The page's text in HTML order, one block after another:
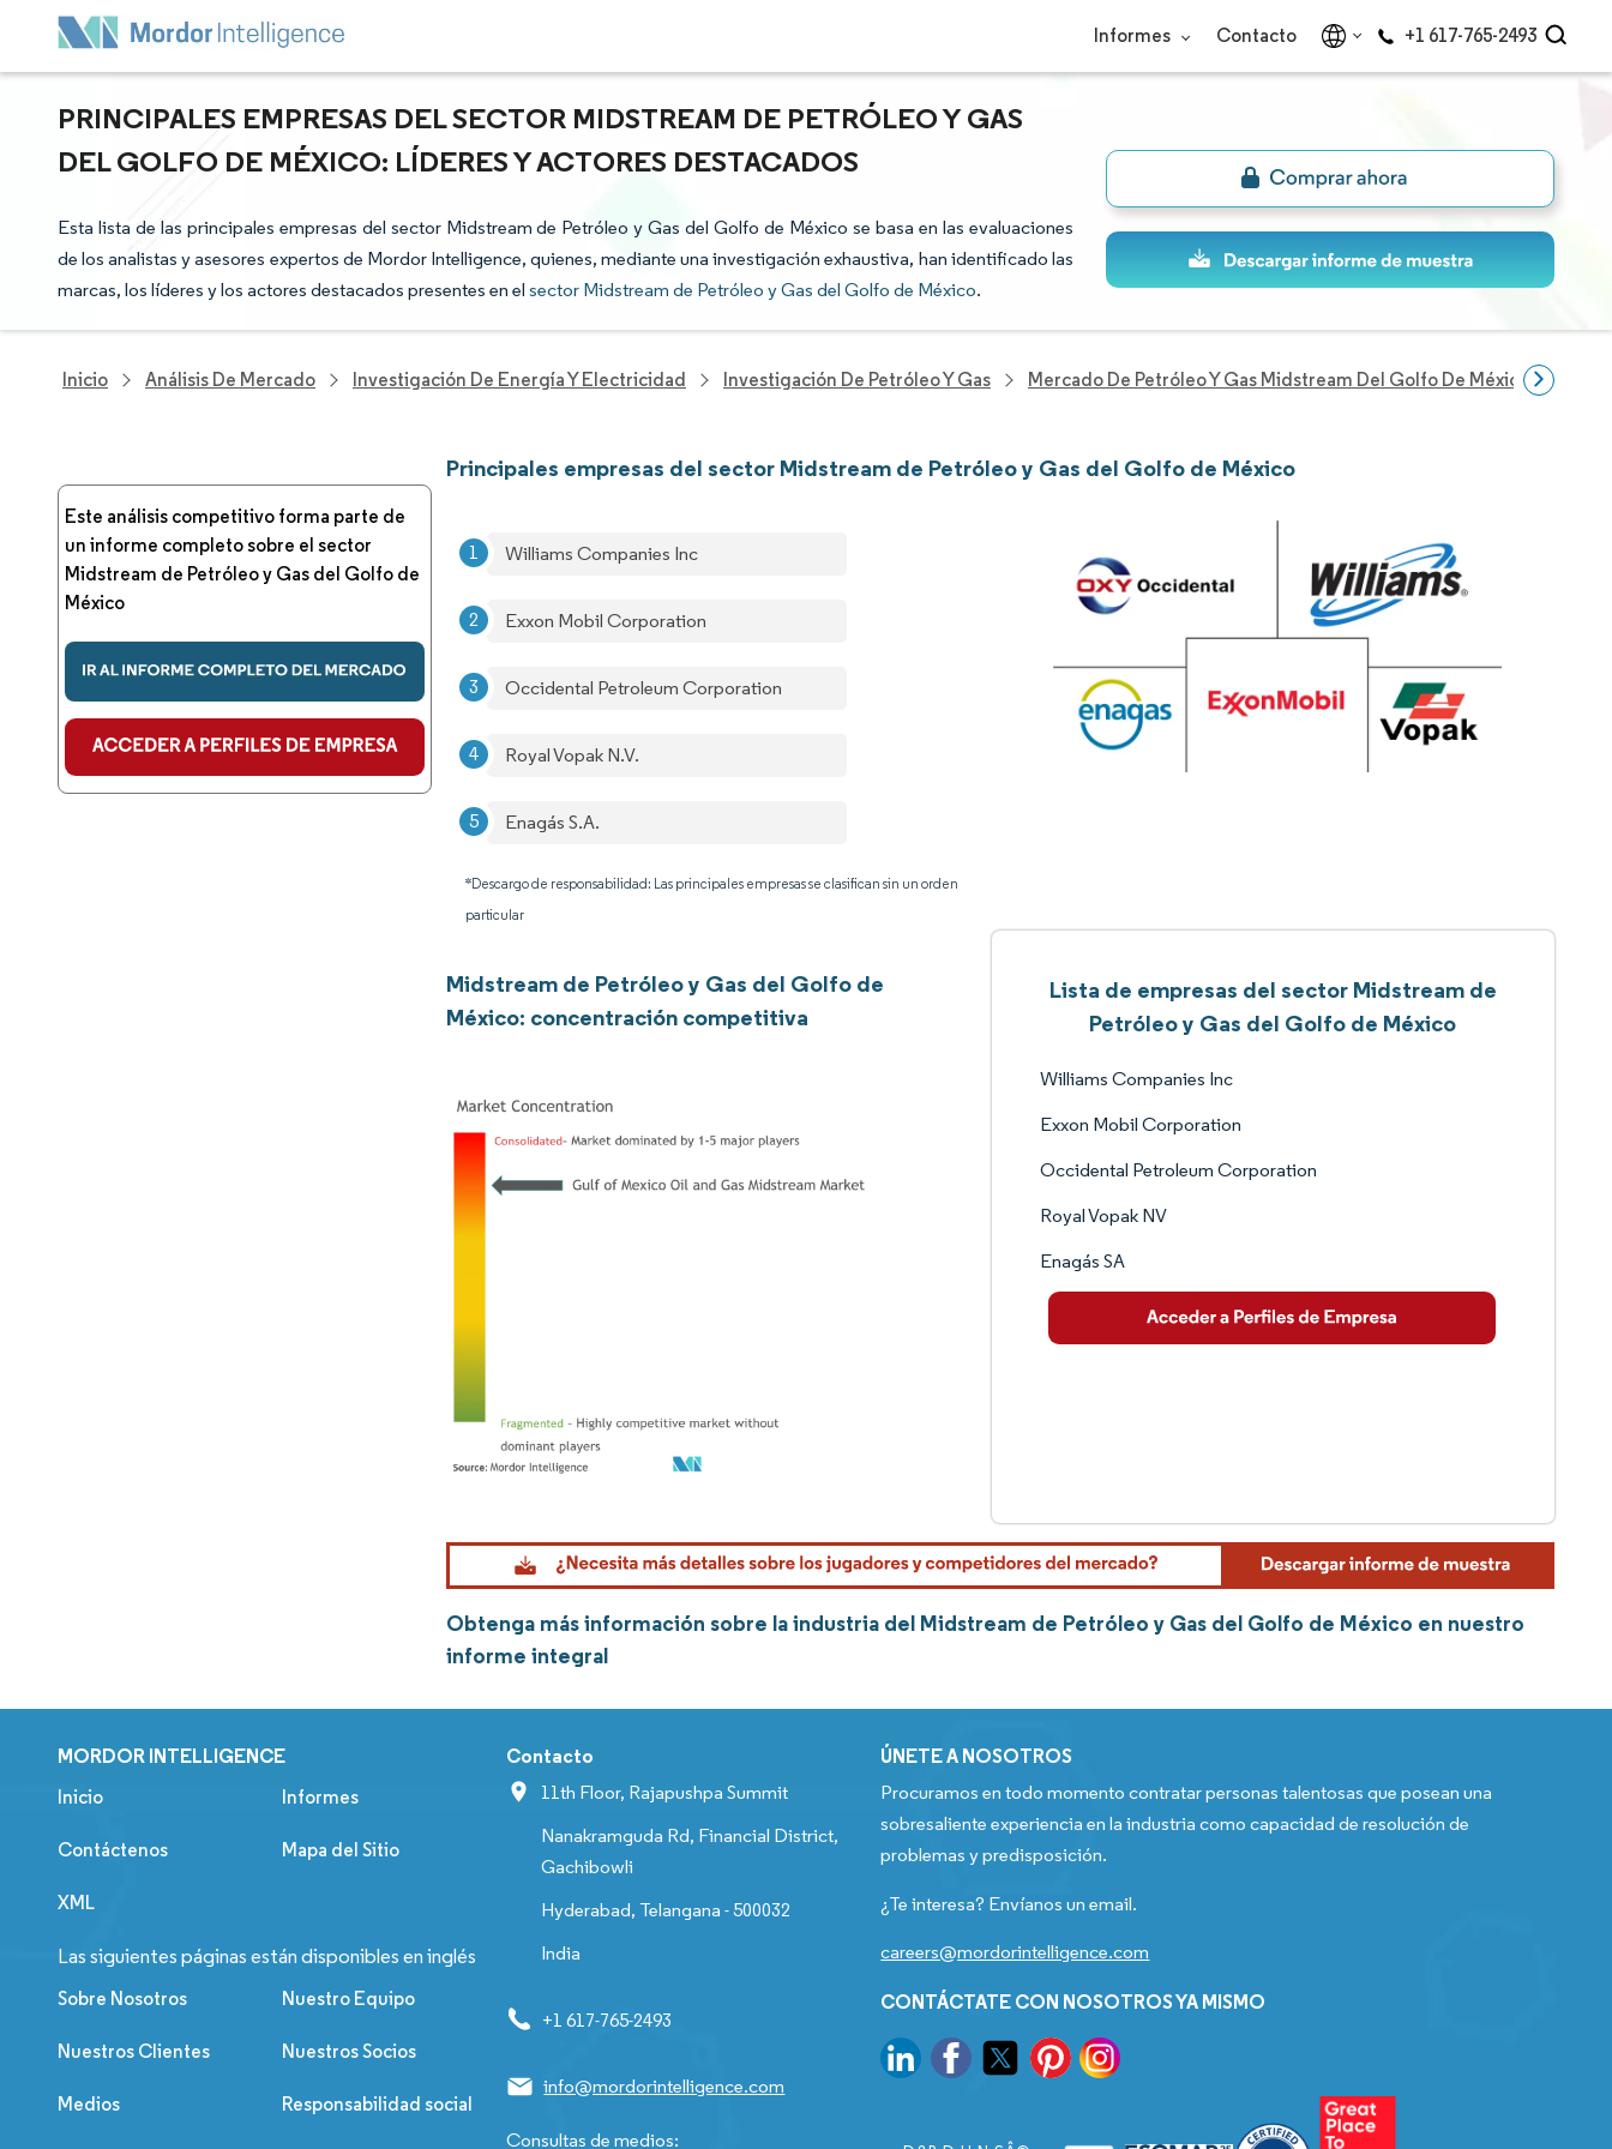
Informes Contacto +1 617-765-2493
PRINCIPALES EMPRESAS DEL SECTOR MIDSTREAM DE PETRÓLEO Y GAS
DEL GOLFO DE MÉXICO: LÍDERES Y ACTORES DESTACADOS
Esta lista de las principales empresas del sector Midstream de Petróleo y Gas del Golfo de México se basa en las evaluaciones
de los analistas y asesores expertos de Mordor Intelligence, quienes, mediante una investigación exhaustiva, han identificado las
marcas, los líderes y los actores destacados presentes en el sector Midstream de Petróleo y Gas del Golfo de México.
Inicio Análisis De Mercado Investigación De Energía Y Electricidad Investigación De Petróleo Y Gas Mercado De Petróleo Y Gas Midstream Del Golfo De México
Este análisis competitivo forma parte de
un informe completo sobre el sector
Midstream de Petróleo y Gas del Golfo de
México
Principales empresas del sector Midstream de Petróleo y Gas del Golfo de México
Williams Companies Inc
Exxon Mobil Corporation
Occidental Petroleum Corporation
Royal Vopak N.V.
Enagás S.A.
*Descargo de responsabilidad: Las principales empresas se clasifican sin un orden
particular
Midstream de Petróleo y Gas del Golfo de
México: concentración competitiva
Lista de empresas del sector Midstream de
Petróleo y Gas del Golfo de México
Williams Companies Inc
Exxon Mobil Corporation
Occidental Petroleum Corporation
Royal Vopak NV
Enagás SA
Obtenga más información sobre la industria del Midstream de Petróleo y Gas del Golfo de México en nuestro
informe integral
MORDOR INTELLIGENCE
Inicio Informes
Contáctenos Mapa del Sitio
XML
Las siguientes páginas están disponibles en inglés
Sobre Nosotros Nuestro Equipo
Nuestros Clientes Nuestros Socios
Medios Responsabilidad social
Contacto
11th Floor, Rajapushpa Summit
Nanakramguda Rd, Financial District,
Gachibowli
Hyderabad, Telangana - 500032
India
+1 617-765-2493
info@mordorintelligence.com
Consultas de medios:
ÚNETE A NOSOTROS
Procuramos en todo momento contratar personas talentosas que posean una
sobresaliente experiencia en la industria como capacidad de resolución de
problemas y predisposición.
¿Te interesa? Envíanos un email.
careers@mordorintelligence.com
CONTÁCTATE CON NOSOTROS YA MISMO